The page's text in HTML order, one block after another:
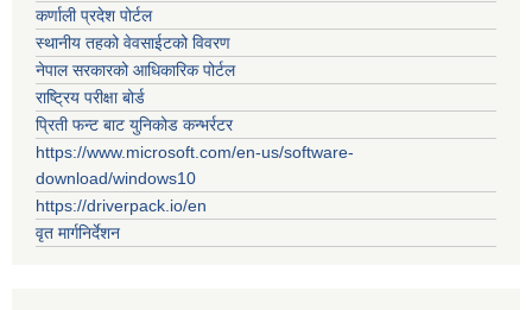
कर्णाली प्रदेश पोर्टल
स्थानीय तहको वेवसाईटको विवरण
नेपाल सरकारको आधिकारिक पोर्टल
राष्ट्रिय परीक्षा बोर्ड
प्रिती फन्ट बाट युनिकोड कन्भर्रटर
https://www.microsoft.com/en-us/software-
download/windows10
https://driverpack.io/en
वृत मार्गनिर्देशन